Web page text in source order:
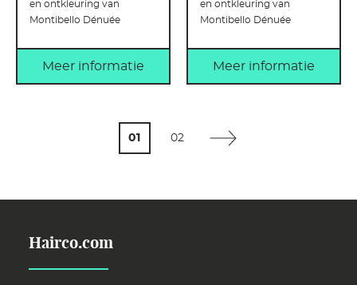
en ontkleuring van
Montibello Dénuée
Meer informatie
en ontkleuring van
Montibello Dénuée
Meer informatie
Huidige
01 Pagina
02
Hairco.com